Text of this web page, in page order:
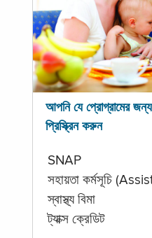
আপনি যে প্রোগ্রামের
প্রিস্ক্রিন করুন
SNAP
সহায়তা কর্মসূচি
স্বাস্থ্য বিমা
ট্যাক্স ক্রেডিট